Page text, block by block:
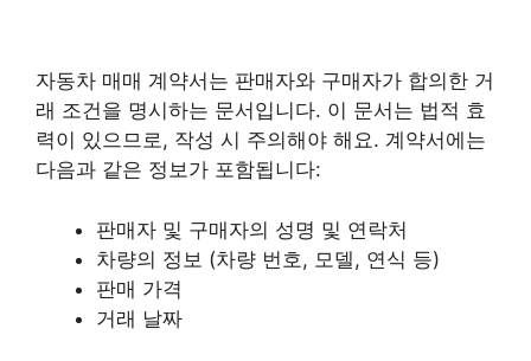
자동차 매매 계약서는 판매자와 구매자가 합의한 거
래 조건을 명시하는 문서입니다. 이 문서는 법적 효
력이 있으므로, 작성 시 주의해야 해요. 계약서에는
다음과 같은 정보가 포함됩니다:
판매자 및 구매자의 성명 및 연락처
차량의 정보 (차량 번호, 모델, 연식 등)
판매 가격
거래 날짜